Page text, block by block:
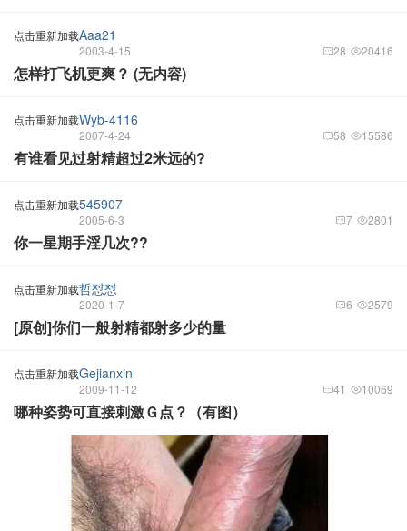
点击重新加载Aaa21
2003-4-15 20416
28
怎样打飞机更爽？ (无内容)
点击重新加载Wyb-4116
2007-4-24 15586
58
有谁看见过射精超过2米远的?
点击重新加载545907
2005-6-3 2801
7
你一星期手淫几次??
点击重新加载哲怼怼
2020-1-7 2579
6
[原创]你们一般射精都射多少的量
点击重新加载Gejianxin
2009-11-12 10069
41
哪种姿势可直接刺激Ｇ点？（有图）